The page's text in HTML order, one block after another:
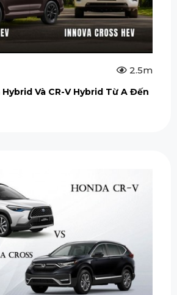
2.5m
Và CR-V Hybrid Từ A Đến